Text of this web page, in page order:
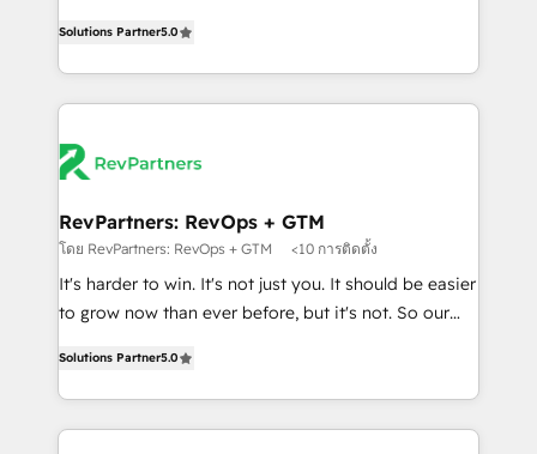
HubSpot accreditations and experience across
hundreds of organizations in dozens of industries,
there’s a good chance one of our globally integrated
explore whether S2 is the partner you’ve been
looking for...and get your next big initiative moving!
across five continents ★ AI-First, RevOps-led,
Onboarding obsessed ★ Company of the Year
2024/25 INSIDEA helps growing companies turn
team, migrate your data, and build AI-powered
your time zone. What we do ➤ Onboarding: Live in
weeks, with workflows built around your business,
not a template. ➤ Migration: Move from any legacy
CRM. Zero downtime, full data integrity. ➤
revenue process. Sales, marketing, and service wired
together. ➤ AI and Integrations: Layer Breeze AI,
Solutions Partner5.0
RevPartners: RevOps + GTM
โดย RevPartners: RevOps + GTM <10 การติดตั้ง
It's harder to win. It's not just you. It should be easier
to grow now than ever before, but it's not. So our
revenue number. We do that by bridging the gap
where agencies fail: combining GTM strategy with
technical execution to solve the right problem at the
Solutions Partner5.0